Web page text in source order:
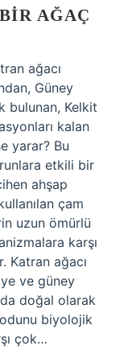
AĞAÇ
ağacı
Güney
bulunan, Kelkit
kalan
yarar? Bu
etkili bir
ahşap
çam
uzun ömürlü
karşı
Katran ağacı
ve güney
doğal olarak
biyolojik
çok…